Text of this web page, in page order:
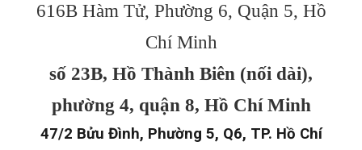
616B Hàm Tử, Phường 6, Quận 5, Hồ
Chí Minh
số 23B, Hồ Thành Biên (nối dài),
phường 4, quận 8, Hồ Chí Minh
47/2 Bửu Đình, Phường 5, Q6, TP. Hồ Chí